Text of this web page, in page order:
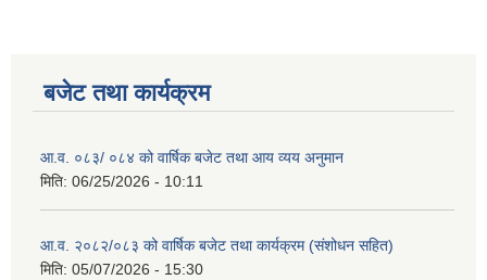
बजेट तथा कार्यक्रम
आ.व. ०८३/ ०८४ को वार्षिक बजेट तथा आय व्यय अनुमान
मिति: 06/25/2026 - 10:11
आ.व. २०८२/०८३ को वार्षिक बजेट तथा कार्यक्रम (संशोधन सहित)
मिति: 05/07/2026 - 15:30